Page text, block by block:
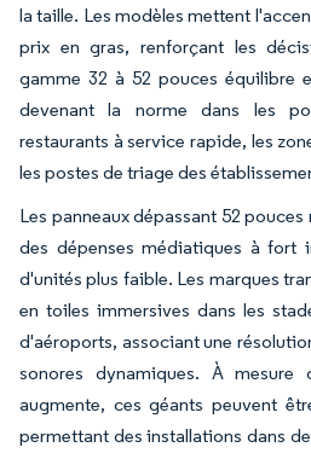
la taille. Les modèles mettent
prix en gras, renforçant les
gamme 32 à 52 pouces équilibre
devenant la norme dans les
restaurants à service rapide, les
les postes de triage des
Les panneaux dépassant 52
des dépenses médiatiques à fort
d'unités plus faible. Les marques
en toiles immersives dans les
d'aéroports, associant une
sonores dynamiques. À
augmente, ces géants peuvent
permettant des installations dans